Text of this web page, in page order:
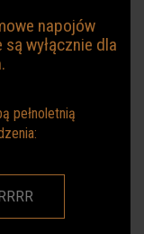
napojów
wyłącznie dla
pełnoletnią